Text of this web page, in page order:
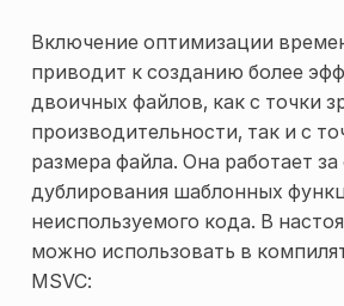
Включение оптимизации
приводит к созданию более
двоичных файлов, как с точки
производительности, так и с
размера файла. Она работает за
дублирования шаблонных
неиспользуемого кода. В
можно использовать в
MSVC: